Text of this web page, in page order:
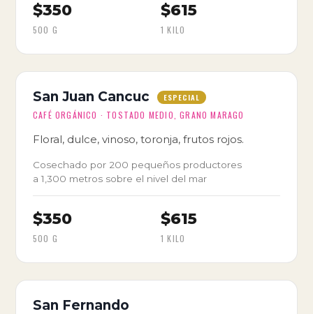
$350
500 G
$615
1 KILO
San Juan Cancuc ESPECIAL
CAFÉ ORGÁNICO · TOSTADO MEDIO, GRANO MARAGO
Floral, dulce, vinoso, toronja, frutos rojos.
Cosechado por 200 pequeños productores
a 1,300 metros sobre el nivel del mar
$350
500 G
$615
1 KILO
San Fernando